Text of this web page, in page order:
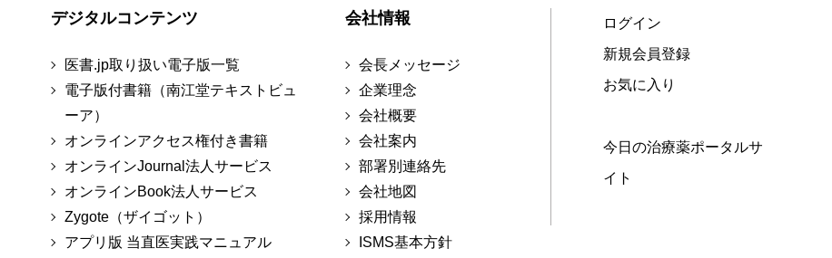
デジタルコンテンツ
医書.jp取り扱い電子版一覧
電子版付書籍（南江堂テキストビュ
ーア）
オンラインアクセス権付き書籍
オンラインJournal法人サービス
オンラインBook法人サービス
Zygote（ザイゴット）
アプリ版 当直医実践マニュアル
会社情報
会長メッセージ
企業理念
会社概要
会社案内
部署別連絡先
会社地図
採用情報
ISMS基本方針
ログイン
新規会員登録
お気に入り
今日の治療薬ポータルサ
イト